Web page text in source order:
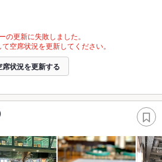
の更新に失敗しました。
空席状況を更新してください。
席状況を更新する